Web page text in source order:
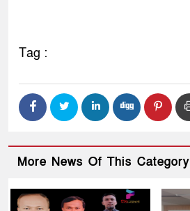
Tag :
More News Of This Category